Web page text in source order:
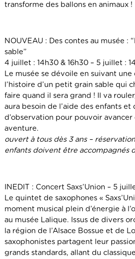
transforme des ballons en animaux !
NOUVEAU : Des contes au musée :
sable”
4 juillet : 14h30 & 16h30 – 5 juillet :
Le musée se dévoile en suivant une
l’histoire d’un petit grain sable qui
faire quand il sera grand ! Il va
aura besoin de l’aide des enfants et
d’observation pour pouvoir avancer
aventure.
ouvert à tous dès 3 ans –
enfants doivent être accompagnés
INEDIT : Concert Saxs’Union – 5
Le quintet de saxophones «
moment musical plein d’énergie à
au musée Lalique. Issus de divers
la région de l’Alsace Bossue et de
saxophonistes partagent leur
grands standards, allant du